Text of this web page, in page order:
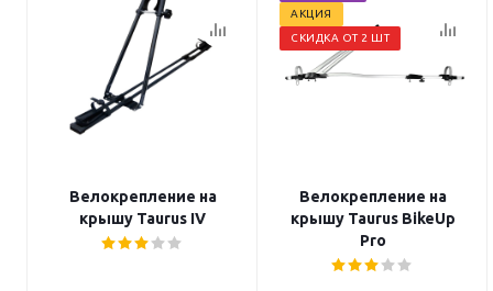
Велокрепление на
крышу Taurus IV
АКЦИЯ
СКИДКА ОТ 2 ШТ
Велокрепление на
крышу Taurus BikeUp
Pro